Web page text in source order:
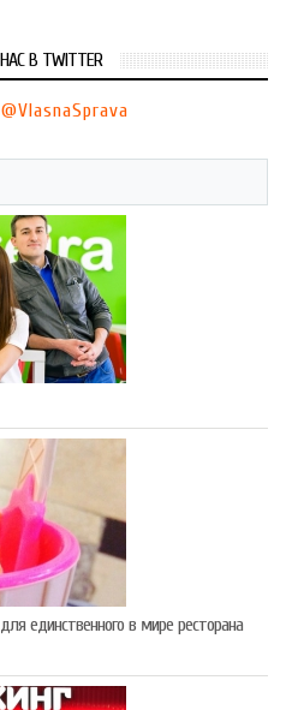
В TWITTER
единственного в мире ресторана